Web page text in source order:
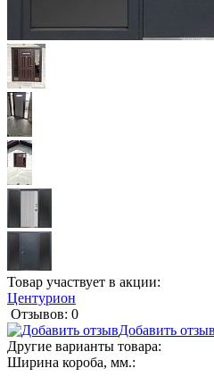
Товар участвует в акции:
Центурион
Отзывов: 0
Добавить отзыв
Другие варианты товара:
Ширина короба, мм.: